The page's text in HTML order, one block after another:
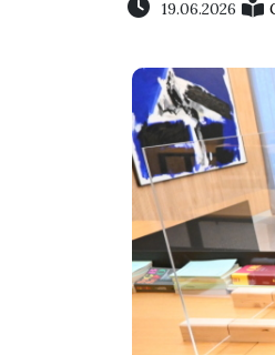
19.06.2026